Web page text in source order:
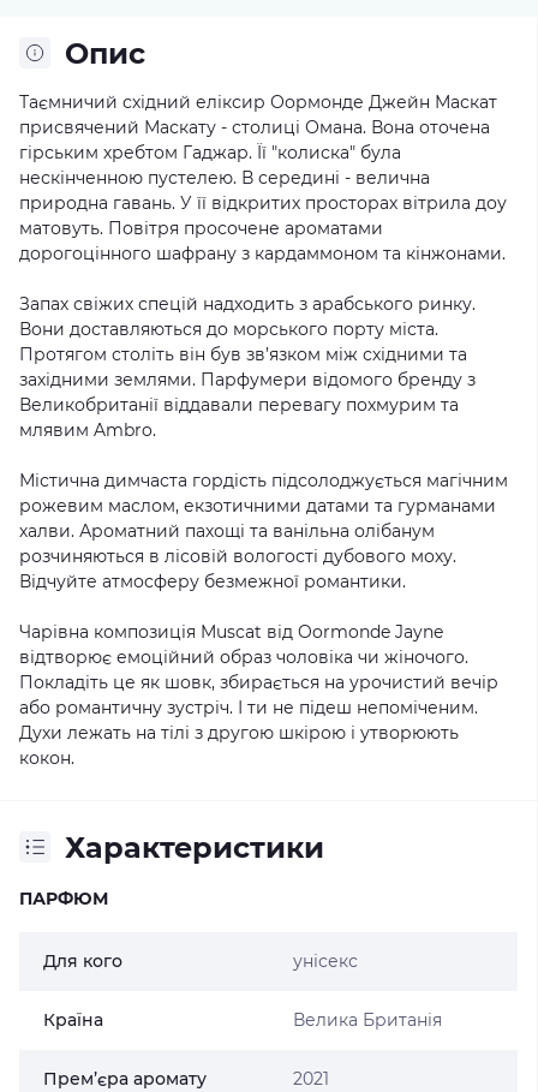
Опис
Таємничий східний еліксир Оормонде Джейн Маскат
присвячений Маскату - столиці Омана. Вона оточена
гірським хребтом Гаджар. Її "колиска" була
нескінченною пустелею. В середині - велична
природна гавань. У її відкритих просторах вітрила доу
матовуть. Повітря просочене ароматами
дорогоцінного шафрану з кардаммоном та кінжонами.
Запах свіжих спецій надходить з арабського ринку.
Вони доставляються до морського порту міста.
Протягом століть він був зв’язком між східними та
західними землями. Парфумери відомого бренду з
Великобританії віддавали перевагу похмурим та
млявим Ambro.
Містична димчаста гордість підсолоджується магічним
рожевим маслом, екзотичними датами та гурманами
халви. Ароматний пахощі та ванільна олібанум
розчиняються в лісовій вологості дубового моху.
Відчуйте атмосферу безмежної романтики.
Чарівна композиція Muscat від Oormonde Jayne
відтворює емоційний образ чоловіка чи жіночого.
Покладіть це як шовк, збирається на урочистий вечір
або романтичну зустріч. І ти не підеш непоміченим.
Духи лежать на тілі з другою шкірою і утворюють
кокон.
Характеристики
ПАРФЮМ
Для кого унісекс
Країна Велика Британія
Прем’єра аромату 2021